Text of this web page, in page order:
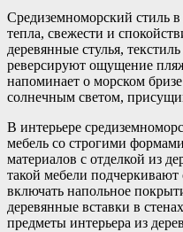
Средиземноморский стиль
тепла, свежести и
деревянные стулья,
реверсируют ощущение
напоминает о морском
солнечным светом,
В интерьере
мебель со строгими
материалов с отделкой из
такой мебели
включать напольное
деревянные вставки в
предметы интерьера из